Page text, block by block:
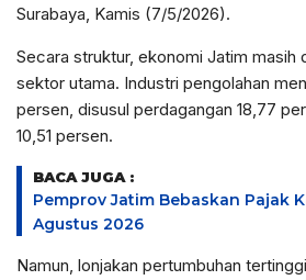
Surabaya, Kamis (7/5/2026).
Secara struktur, ekonomi Jatim masih
sektor utama. Industri pengolahan
persen, disusul perdagangan 18,77
10,51 persen.
BACA JUGA :
Pemprov Jatim Bebaskan Pajak
Agustus 2026
Namun, lonjakan pertumbuhan